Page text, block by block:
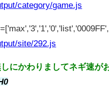
category/game.js
site/292.js
にかわりましてネギ速が